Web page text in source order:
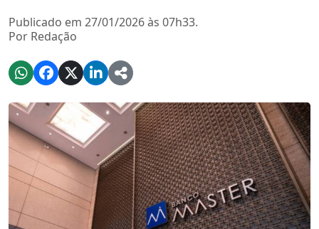
Publicado em 27/01/2026 às 07h33.
Por Redação